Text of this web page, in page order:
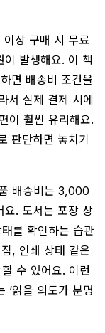
상 구매 시 무료
발생해요. 이 책
면 배송비 조건을
서 실제 결제 시에
이 훨씬 유리해요.
판단하면 놓치기
배송비는 3,000
. 도서는 포장 상
를 확인하는 습관
, 인쇄 상태 같은
수 있어요. 이런
‘읽을 의도가 분명